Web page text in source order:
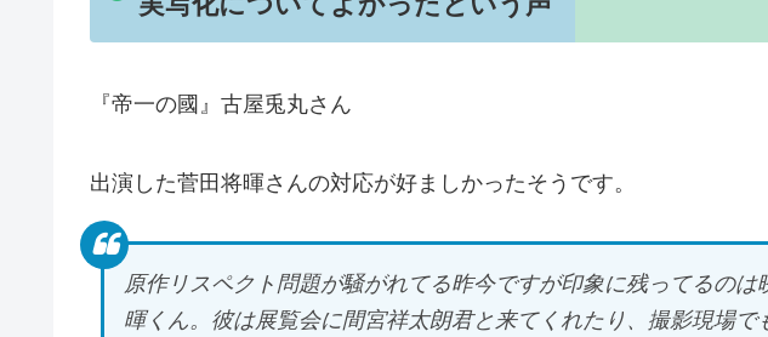
『帝一の國』古屋兎丸さん
出演した菅田将暉さんの対応が好ましかったそうです。
原作リスペクト問題が騒がれてる昨今ですが印象に残ってるのは
暉くん。彼は展覧会に間宮祥太朗君と来てくれたり、撮影現場で